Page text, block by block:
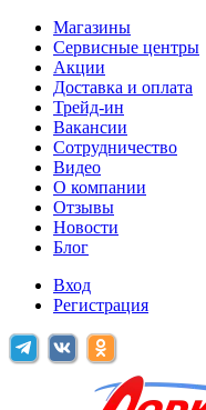
Магазины
Сервисные центры
Акции
Доставка и оплата
Трейд-ин
Вакансии
Сотрудничество
Видео
О компании
Отзывы
Новости
Блог
Вход
Регистрация